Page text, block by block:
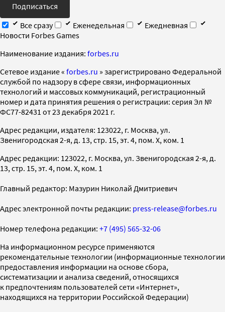
Подписаться
Все сразу
Еженедельная
Ежедневная
Новости Forbes Games
Наименование издания: forbes.ru
Cетевое издание « forbes.ru » зарегистрировано Федеральной
службой по надзору в сфере связи, информационных
технологий и массовых коммуникаций, регистрационный
номер и дата принятия решения о регистрации: серия Эл №
ФС77-82431 от 23 декабря 2021 г.
Адрес редакции, издателя: 123022, г. Москва, ул.
Звенигородская 2-я, д. 13, стр. 15, эт. 4, пом. X, ком. 1
Адрес редакции: 123022, г. Москва, ул. Звенигородская 2-я, д.
13, стр. 15, эт. 4, пом. X, ком. 1
Главный редактор: Мазурин Николай Дмитриевич
Адрес электронной почты редакции: press-release@forbes.ru
Номер телефона редакции: +7 (495) 565-32-06
На информационном ресурсе применяются
рекомендательные технологии (информационные технологии
предоставления информации на основе сбора,
систематизации и анализа сведений, относящихся
к предпочтениям пользователей сети «Интернет»,
находящихся на территории Российской Федерации)